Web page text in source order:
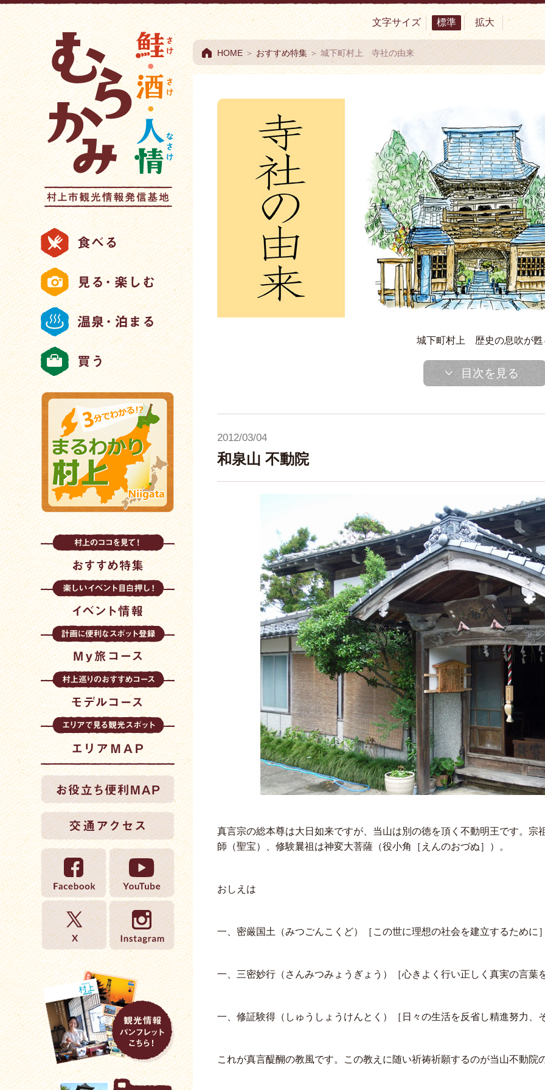
村上市観光情報総合サイト 村上市観光協会 -鮭・酒・人情 むらかみ-
文字サイズ 標準 拡大
HOME＞おすすめ特集＞ 城下町村上 寺社の由来
城下町村上 歴史の息吹が甦
目次を見る
2012/03/04
和泉山 不動院
真言宗の総本尊は大日如来ですが、当山は別の徳を頂く不動明王です。
師（聖宝）、修験曩祖は神変大菩薩（役小角［えんのおづぬ］）。
おしえは
一、密厳国土（みつごんこくど）［この世に理想の社会を建立するために
一、三密妙行（さんみつみょうぎょう）［心きよく行い正しく真実の言葉
一、修証験得（しゅうしょうけんとく）［日々の生活を反省し精進努力、
これが真言醍醐の教風です。この教えに随い祈祷祈願するのが当山不動院